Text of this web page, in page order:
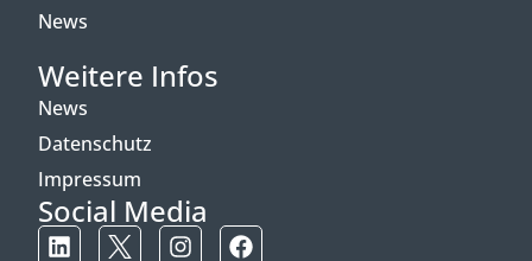
News
Weitere Infos
News
Datenschutz
Impressum
Social Media